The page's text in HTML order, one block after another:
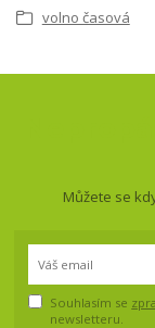
volno časová
Můžete se
Souhlasím se
newsletteru.